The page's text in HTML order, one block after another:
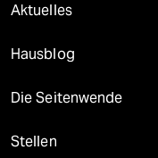
Aktuelles
Hausblog
Die Seitenwende
Stellen